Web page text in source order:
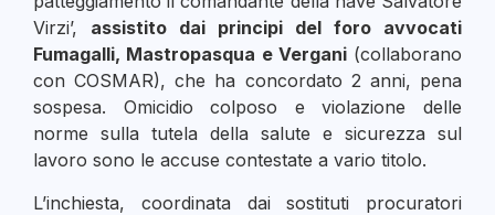
Virzi’, assistito dai principi del foro avvocati
Fumagalli, Mastropasqua e Vergani(collaborano
con COSMAR), che ha concordato 2 anni, pena
sospesa. Omicidio colposo e violazione delle
norme sulla tutela della salute e sicurezza sul
lavoro sono le accuse contestate a vario titolo.
L’inchiesta, coordinata dai sostituti procuratori